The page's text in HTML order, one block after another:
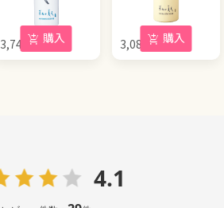
3,740 円 (税込)
購入 3,080 円 (税込)
購入
4.1